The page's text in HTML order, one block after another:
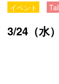
イベント
3/24（水